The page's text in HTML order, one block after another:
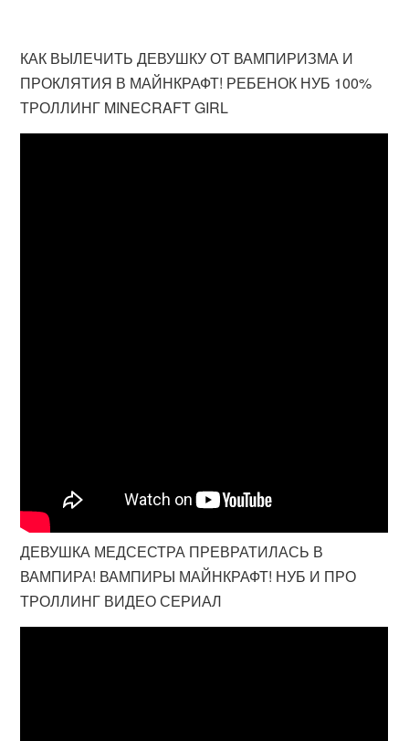
КАК ВЫЛЕЧИТЬ ДЕВУШКУ ОТ ВАМПИРИЗМА И
ПРОКЛЯТИЯ В МАЙНКРАФТ! РЕБЕНОК НУБ 100%
ТРОЛЛИНГ MINECRAFT GIRL
ДЕВУШКА МЕДСЕСТРА ПРЕВРАТИЛАСЬ В
ВАМПИРА! ВАМПИРЫ МАЙНКРАФТ! НУБ И ПРО
ТРОЛЛИНГ ВИДЕО СЕРИАЛ